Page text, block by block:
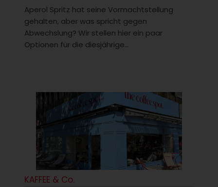
Aperol Spritz hat seine Vormachtstellung
gehalten, aber was spricht gegen
Abwechslung? Wir stellen hier ein paar
Optionen für die diesjährige...
KAFFEE & Co.